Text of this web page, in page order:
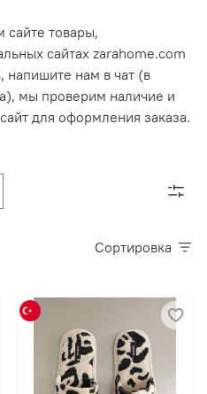
товары,
сайтах zarahome.com
напишите нам в чат (в
мы проверим наличие и
для оформления заказа.
Сортировка